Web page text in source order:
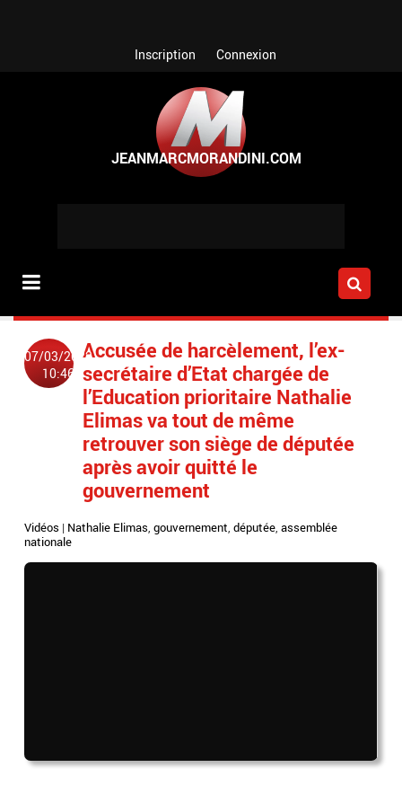
Inscription Connexion
07/03/2022
10:46
Accusée de harcèlement, l’ex-
secrétaire d’Etat chargée de
l’Education prioritaire Nathalie
Elimas va tout de même
retrouver son siège de députée
après avoir quitté le
gouvernement
Vidéos | Nathalie Elimas,gouvernement,députée,assemblée
nationale